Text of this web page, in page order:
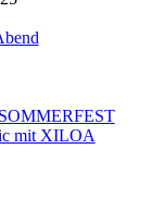
mit XILOA